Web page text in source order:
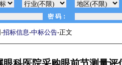
招标信息-中标公告-正文